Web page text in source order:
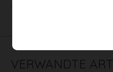
Artikeldetails